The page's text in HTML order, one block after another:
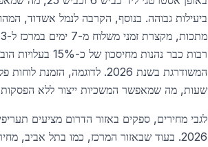
ביעילות גבוהה. בנוסף, הקרבה לנמל אשדוד,
רבות כבר נהנות
שעות, מה שמאפשר המשכיות ייצור ללא
לגבי מחירים, ספקים באזור הדרום מציעים